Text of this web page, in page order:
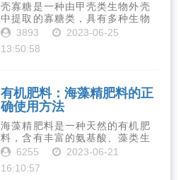
壳寡糖是一种由甲壳类生物外壳
中提取的寡糖类，具有多种生物
活性和营养价值。在农业生产
是作为一种新型的有机肥料，壳
3893
2023-06-25
13:50:58
有机肥料：海藻精肥料的正
确使用方法
海藻精肥料是一种天然的有机肥
料，含有丰富的氨基酸、藻类生
长素、维生素、微量元素、蛋白
力、促进植物生长、增强植物抗
6255
2023-06-21
16:10:57